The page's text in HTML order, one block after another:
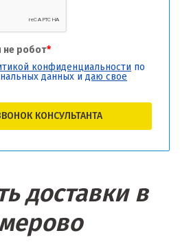
не робот*
конфиденциальности по
данных и даю свое
КОНСУЛЬТАНТА
доставки в